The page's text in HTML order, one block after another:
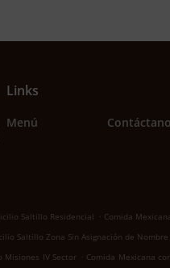
Links
Menú
Saltillo Residencial . Comida
Saltillo Zona Sin Asignación de Nombre
Misiones IV Sector . Comida Mexicana